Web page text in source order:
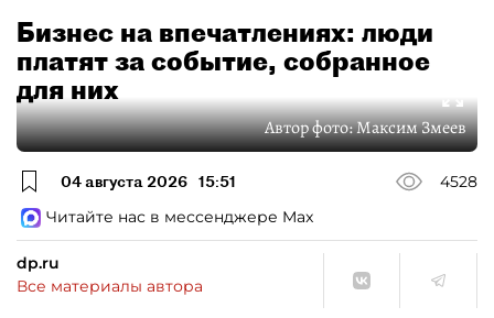
Бизнес на впечатлениях: люди
платят за событие, собранное
для них
Автор фото:Максим Змеев
04 августа 2026 15:51
4528
Читайте нас в мессенджере Max
dp.ru
Все материалы автора